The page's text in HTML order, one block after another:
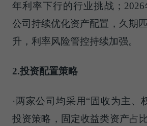
年利率下行的行业挑战；
公司持续优化资产配置，久期
升，利率风险管控持续加强。
2.投资配置策略
·两家公司均采用“固收为主、
投资策略，固定收益类资产占